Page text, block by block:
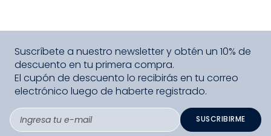
Suscríbete a nuestro newsletter y obtén un 10% de
descuento en tu primera compra.
El cupón de descuento lo recibirás en tu correo
electrónico luego de haberte registrado.
SUSCRIBIRME